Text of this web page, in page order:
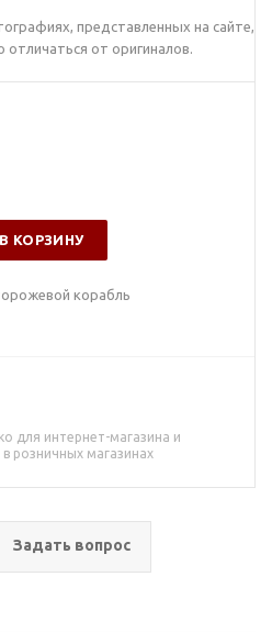
представленных на сайте,
отличаться от оригиналов.
В КОРЗИНУ
корабль
для интернет-магазина и
розничных магазинах
Задать вопрос